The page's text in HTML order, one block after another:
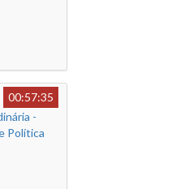
00:57:35
-
Política